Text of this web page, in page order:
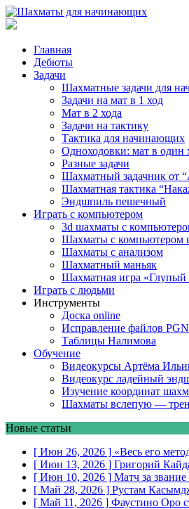
Главная
Дебюты
Задачи
Шахматные задачи для
Задачи на мат в 1 ход
Мат в 2 хода
Задачи на тактику
Тактика для начинающих
Одноходовки: мат в один
Разные задачи
Шахматный задачник от
Шахматная тактика
Эндшпиль пешечный
Играть с компьютером
3d шахматы с
Шахматы с компьютером
Шахматы с анализом
Шахматный маньяк
Шахматная игра «Глупый
Играть с людьми
Инструменты
Доска online
Исправление файлов
Таблицы Налимова
Обучение
Видеокурсы Артёма
Видеокурс ладейный
Изучение координат
Шахматы вслепую —
Новые статьи
[ Июн 26, 2026 ] «Весь его
[ Июн 13, 2026 ] Григорий
[ Июн 10, 2026 ] Матч за
[ Май 28, 2026 ] Рустам
[ Май 11, 2026 ] Фаустино Оро